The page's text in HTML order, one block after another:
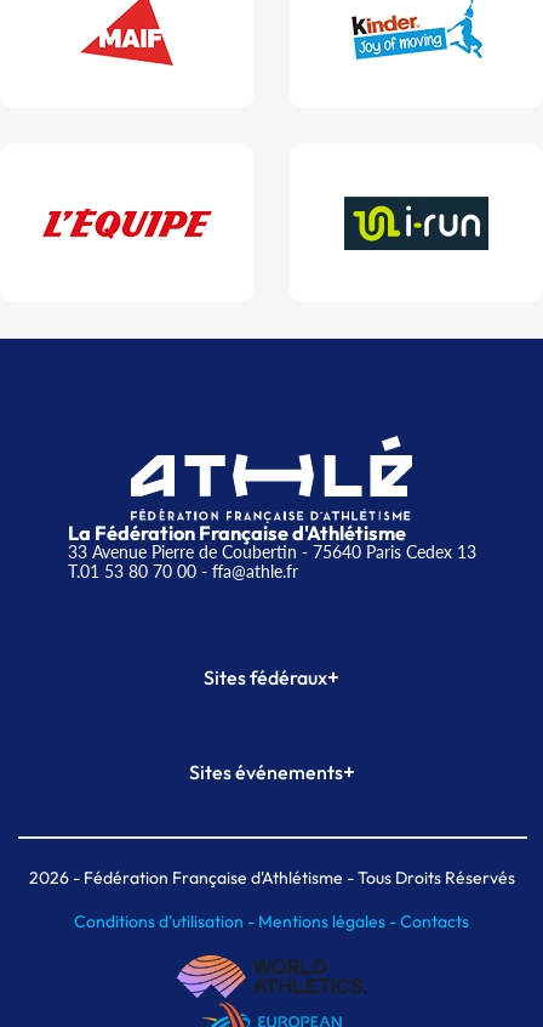
La Fédération Française d'Athlétisme
33 Avenue Pierre de Coubertin - 75640 Paris Cedex 13
T.01 53 80 70 00- ffa@athle.fr
Sites fédéraux+
Plateforme Formation
Sites événements+
Meeting de Paris indoor
MAIF Ekiden de Paris
2026- Fédération Française d'Athlétisme - Tous Droits Réservés
Conditions d'utilisation - Mentions légales -Contacts